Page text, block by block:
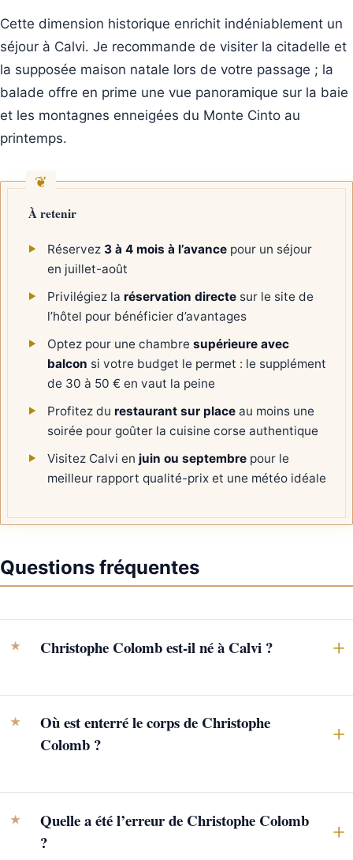
Cette dimension historique enrichit indéniablement un
séjour à Calvi. Je recommande de visiter la citadelle et
la supposée maison natale lors de votre passage ; la
balade offre en prime une vue panoramique sur la baie
et les montagnes enneigées du Monte Cinto au
printemps.
À retenir
Réservez 3 à 4 mois à l’avance pour un séjour
en juillet-août
Privilégiez la réservation directe sur le site de
l’hôtel pour bénéficier d’avantages
Optez pour une chambresupérieure avec
balcon si votre budget le permet : le supplément
de 30 à 50 € en vaut la peine
Profitez du restaurant sur place au moins une
soirée pour goûter la cuisine corse authentique
Visitez Calvi en juin ou septembre pour le
meilleur rapport qualité-prix et une météo idéale
Questions fréquentes
Christophe Colomb est-il né à Calvi ?
Où est enterré le corps de Christophe
Colomb ?
Quelle a été l’erreur de Christophe Colomb
?